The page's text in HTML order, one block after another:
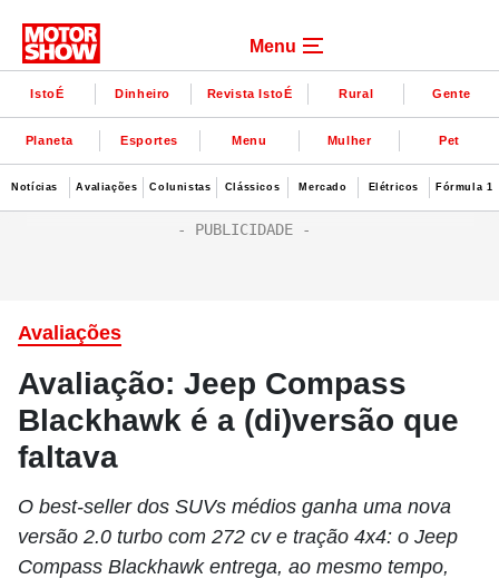
Menu
IstoÉ Dinheiro Revista IstoÉ Rural Gente
Planeta Esportes Menu Mulher Pet
Notícias Avaliações Colunistas Clássicos Mercado Elétricos Fórmula 1
Avaliações
Avaliação: Jeep Compass
Blackhawk é a (di)versão que
faltava
O best-seller dos SUVs médios ganha uma nova
versão 2.0 turbo com 272 cv e tração 4x4: o Jeep
Compass Blackhawk entrega, ao mesmo tempo,